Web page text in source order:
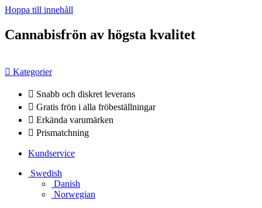
Hoppa till innehåll
Cannabisfrön av högsta kvalitet
Kategorier
Snabb och diskret leverans
Gratis frön i alla fröbeställningar
Erkända varumärken
Prismatchning
Kundservice
Swedish
Danish
Norwegian